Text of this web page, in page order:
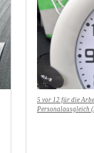
5 vor 12 für die
Personalausgleich